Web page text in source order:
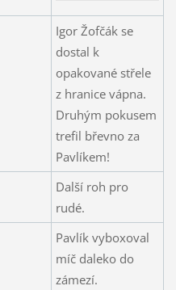
Igor Žofčák se
dostal k
opakované střele
z hranice vápna.
Druhým pokusem
trefil břevno za
Pavlíkem!
Další roh pro
rudé.
Pavlík vyboxoval
míč daleko do
zámezí.